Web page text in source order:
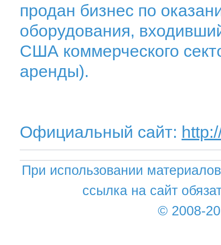
продан бизнес по
оборудования,
США коммерческого
аренды).
Официальный сайт:
При использовании
ссылка на сайт
© 2008-